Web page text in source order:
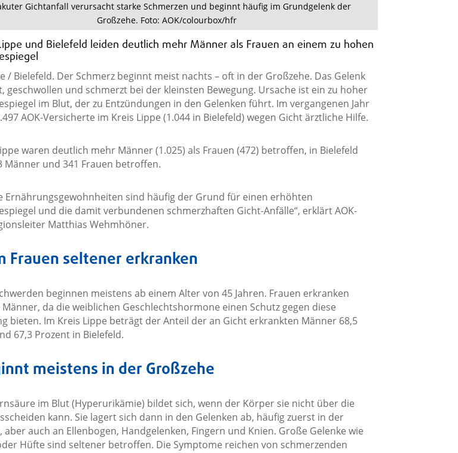
Gichtanfall verursacht starke Schmerzen und beginnt häufig im Grundgelenk der
Großzehe. Foto: AOK/colourbox/hfr
und Bielefeld leiden deutlich mehr Männer als Frauen an einem zu hohen
/ Bielefeld. Der Schmerz beginnt meist nachts – oft in der Großzehe. Das Gelenk
geschwollen und schmerzt bei der kleinsten Bewegung. Ursache ist ein zu hoher
im Blut, der zu Entzündungen in den Gelenken führt. Im vergangenen Jahr
AOK-Versicherte im Kreis Lippe (1.044 in Bielefeld) wegen Gicht ärztliche Hilfe.
waren deutlich mehr Männer (1.025) als Frauen (472) betroffen, in Bielefeld
Männer und 341 Frauen betroffen.
Ernährungsgewohnheiten sind häufig der Grund für einen erhöhten
und die damit verbundenen schmerzhaften Gicht-Anfälle“, erklärt AOK-
Matthias Wehmhöner.
Frauen seltener erkranken
beginnen meistens ab einem Alter von 45 Jahren. Frauen erkranken
da die weiblichen Geschlechtshormone einen Schutz gegen diese
bieten. Im Kreis Lippe beträgt der Anteil der an Gicht erkrankten Männer 68,5
67,3 Prozent in Bielefeld.
meistens in der Großzehe
im Blut (Hyperurikämie) bildet sich, wenn der Körper sie nicht über die
kann. Sie lagert sich dann in den Gelenken ab, häufig zuerst in der
aber auch an Ellenbogen, Handgelenken, Fingern und Knien. Große Gelenke wie
Hüfte sind seltener betroffen. Die Symptome reichen von schmerzenden